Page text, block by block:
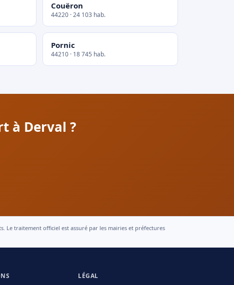
Couëron
44220 · 24 103 hab.
Pornic
44210 · 18 745 hab.
à Derval ?
Le traitement officiel est assuré par les mairies et préfectures
LÉGAL